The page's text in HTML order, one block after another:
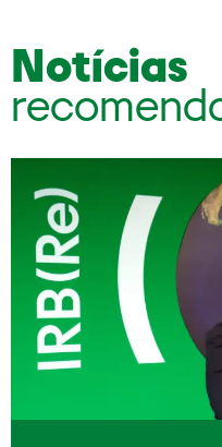
Notícias